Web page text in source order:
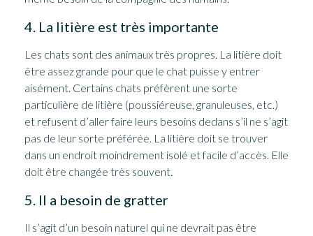
4. La litière est très importante
Les chats sont des animaux très propres. La litière doit
être assez grande pour que le chat puisse y entrer
aisément. Certains chats préfèrent une sorte
particulière de litière (poussiéreuse, granuleuses, etc.)
et refusent d’aller faire leurs besoins dedans s’il ne s’agit
pas de leur sorte préférée. La litière doit se trouver
dans un endroit moindrement isolé et facile d’accès. Elle
doit être changée très souvent.
5. Il a besoin de gratter
Il s’agit d’un besoin naturel qui ne devrait pas être